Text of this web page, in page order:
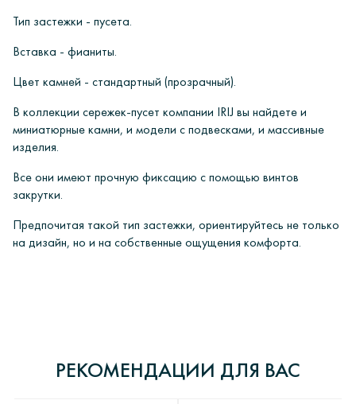
Тип застежки - пусета.
Вставка - фианиты.
Цвет камней - стандартный (прозрачный).
В коллекции сережек-пусет компании IRIJ вы найдете и
миниатюрные камни, и модели с подвесками, и массивные
изделия.
Все они имеют прочную фиксацию с помощью винтов
закрутки.
Предпочитая такой тип застежки, ориентируйтесь не только
на дизайн, но и на собственные ощущения комфорта.
несколько способов оплаты:
Все наши украшения обязательно проходят апробирование в
Восточном казенном предприятии пробирного контроля, что
РЕКОМЕНДАЦИИ ДЛЯ ВАС